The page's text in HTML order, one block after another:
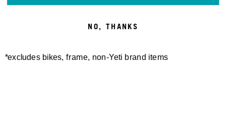
NO, THANKS
*excludes bikes, frame, non-Yeti brand items